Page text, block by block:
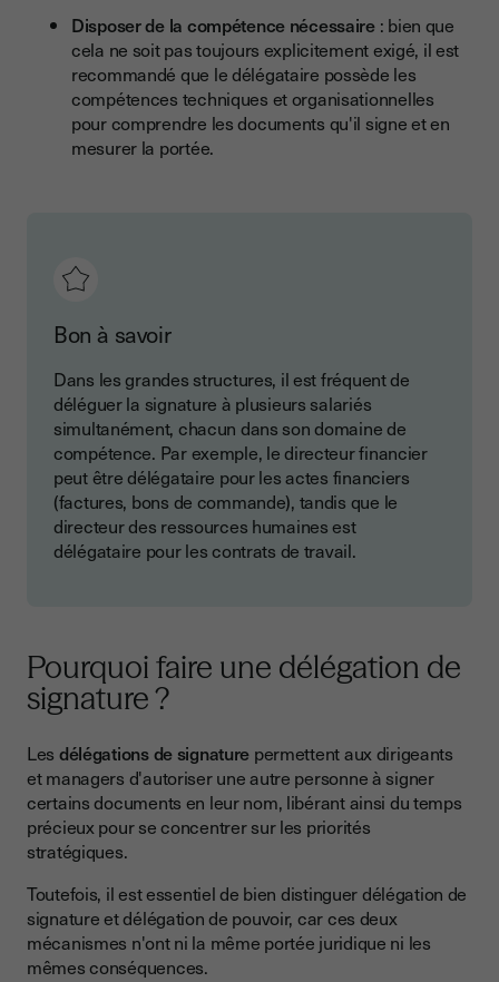
Disposer de la compétence nécessaire: bien que
cela ne soit pas toujours explicitement exigé, il est
recommandé que le délégataire possède les
compétences techniques et organisationnelles
pour comprendre les documents qu'il signe et en
mesurer la portée.
Bon à savoir
Dans les grandes structures, il est fréquent de
déléguer la signature à plusieurs salariés
simultanément, chacun dans son domaine de
compétence. Par exemple, le directeur financier
peut être délégataire pour les actes financiers
(factures, bons de commande), tandis que le
directeur des ressources humaines est
délégataire pour les contrats de travail.
Pourquoi faire une délégation de
signature ?
Les délégations de signature permettent aux dirigeants
et managers d'autoriser une autre personne à signer
certains documents en leur nom, libérant ainsi du temps
précieux pour se concentrer sur les priorités
stratégiques.
Toutefois, il est essentiel de bien distinguer délégation de
signature et délégation de pouvoir, car ces deux
mécanismes n'ont ni la même portée juridique ni les
mêmes conséquences.